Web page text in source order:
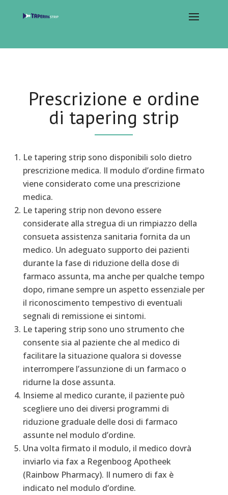
Prescrizione e ordine
di tapering strip
Le tapering strip sono disponibili solo dietro
prescrizione medica. Il modulo d’ordine firmato
viene considerato come una prescrizione
medica.
Le tapering strip non devono essere
considerate alla stregua di un rimpiazzo della
consueta assistenza sanitaria fornita da un
medico. Un adeguato supporto dei pazienti
durante la fase di riduzione della dose di
farmaco assunta, ma anche per qualche tempo
dopo, rimane sempre un aspetto essenziale per
il riconoscimento tempestivo di eventuali
segnali di remissione ei sintomi.
Le tapering strip sono uno strumento che
consente sia al paziente che al medico di
facilitare la situazione qualora si dovesse
interrompere l’assunzione di un farmaco o
ridurne la dose assunta.
Insieme al medico curante, il paziente può
scegliere uno dei diversi programmi di
riduzione graduale delle dosi di farmaco
assunte nel modulo d’ordine.
Una volta firmato il modulo, il medico dovrà
inviarlo via fax a Regenboog Apotheek
(Rainbow Pharmacy). Il numero di fax è
indicato nel modulo d’ordine.